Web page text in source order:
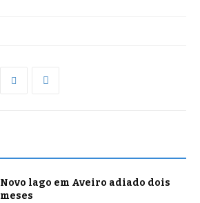
Novo lago em Aveiro adiado dois
meses